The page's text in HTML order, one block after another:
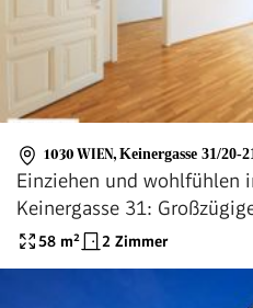
1030 WIEN, Keinergasse 31/20-
Einziehen und wohlfühlen
Keinergasse 31:
Wohnung in U-Bahn Nähe
58 m² 2 Zimmer